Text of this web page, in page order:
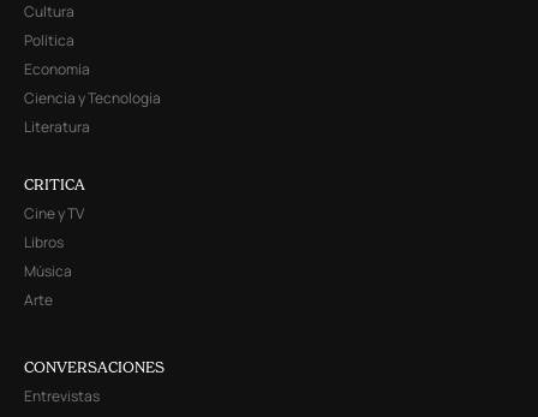
Cultura
Política
Economía
Ciencia y Tecnología
Literatura
CRITICA
Cine y TV
Libros
Música
Arte
CONVERSACIONES
Entrevistas